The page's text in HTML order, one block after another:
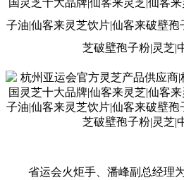
省运会火炬手、潘峰副总经理